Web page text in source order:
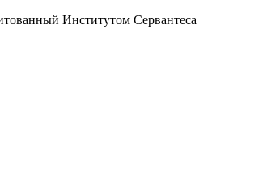
Институтом Сервантеса